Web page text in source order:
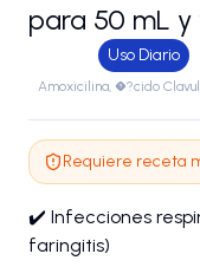
para 50 mL
Uso Diario
Amoxicilina, �?cido
Requiere receta
✔️ Infecciones
faringitis)